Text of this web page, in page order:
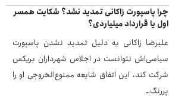
چرا پاسپورت زاکانی تمدید نشد؟ شکایت همسر
اول یا قرارداد میلیاردی؟
علیرضا زاکانی به دلیل تمدید نشدن پاسپورت
سیاسی‌اش نتوانست در اجلاس شهرداران بریکس
شرکت کند، این اتفاق شایعه ممنوع‌الخروجی او را
پررنگ…